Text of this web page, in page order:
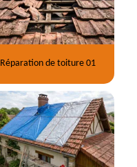
Réparation de toiture 01